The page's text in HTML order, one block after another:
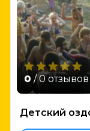
0 / 0 отзывов
Детский